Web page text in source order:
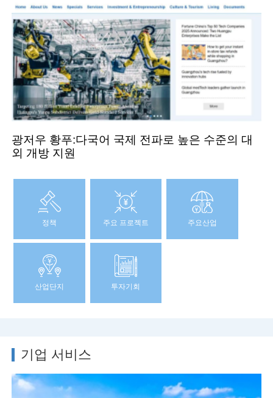
광저우 황푸:다국어 국제 전파로 높은 수준의 대
외 개방 지원
정책 주요 프로젝트 주요산업
산업단지 투자기회
기업 서비스